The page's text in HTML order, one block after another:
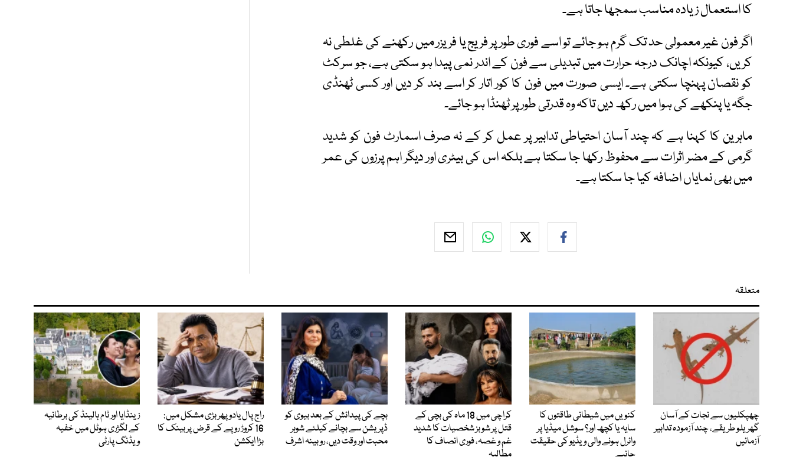
کا استعمال زیادہ مناسب سمجھا جاتا ہے۔
اگر فون غیر معمولی حد تک گرم ہو جائے تو اسے فوری طور پر فریج یا فریزر میں رکھنے کی غلطی نہ
کریں، کیونکہ اچانک درجہ حرارت میں تبدیلی سے فون کے اندر نمی پیدا ہو سکتی ہے، جو سرکٹ
کو نقصان پہنچا سکتی ہے۔ ایسی صورت میں فون کا کور اتار کر اسے بند کر دیں اور کسی ٹھنڈی
جگہ یا پنکھے کی ہوا میں رکھ دیں تاکہ وہ قدرتی طور پر ٹھنڈا ہو جائے۔
ماہرین کا کہنا ہے کہ چند آسان احتیاطی تدابیر پر عمل کر کے نہ صرف اسمارٹ فون کو شدید
گرمی کے مضر اثرات سے محفوظ رکھا جا سکتا ہے بلکہ اس کی بیٹری اور دیگر اہم پرزوں کی عمر
میں بھی نمایاں اضافہ کیا جا سکتا ہے۔
متعلقہ
چھپکلیوں سے نجات کے آسان
گھریلو طریقے، چند آزمودہ تدابیر
آزمائیں
کنویں میں شیطانی طاقتوں کا
سایہ یا کچھ اور؟ سوشل میڈیا پر
وائرل ہونے والی ویڈیو کی حقیقت
کراچی میں 18 ماہ کی بچی کے
قتل پر شوبز شخصیات کا شدید
غم و غصہ، فوری انصاف کا
بچے کی پیدائش کے بعد بیوی کو
ڈپریشن سے بچانے کیلئے شوہر
محبت اور وقت دیں، روبینہ اشرف
راج پال یادو پھر بڑی مشکل میں:
16 کروڑ روپے کے قرض پر بینک کا
بڑا ایکشن
زینڈایا اور ٹام ہالینڈ کی برطانیہ
کے لگژری ہوٹل میں خفیہ
ویڈنگ پارٹی